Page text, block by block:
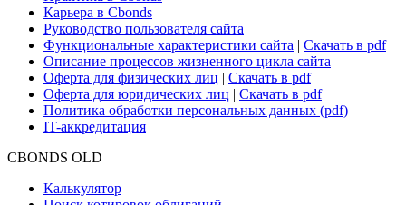
Для клиентов
О нас
Безопасность проведения платежей
Практика в Cbonds
Карьера в Cbonds
Руководство пользователя сайта
Функциональные характеристики сайта|Скачать в pdf
Описание процессов жизненного цикла сайта
Оферта для юридических лиц
IT-аккредитация